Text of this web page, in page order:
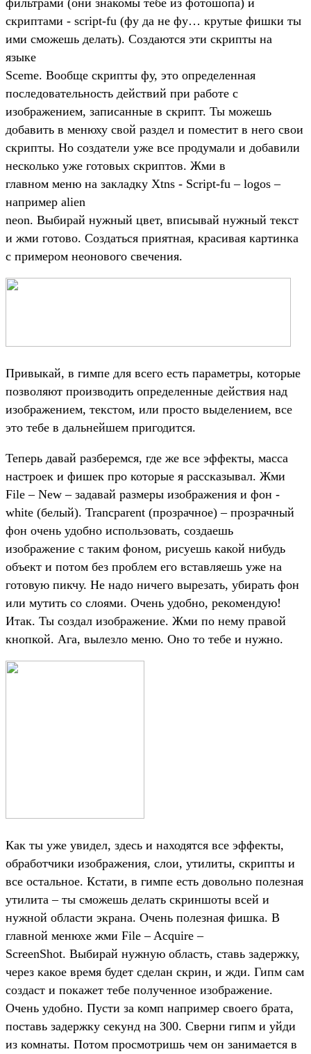
скриптами - script-fu (фу да не фу… крутые фишки ты
ими сможешь делать). Создаются эти скрипты на
языке
Sceme. Вообще скрипты фу, это определенная
последовательность действий при работе с
изображением, записанные в скрипт. Ты можешь
добавить в менюху свой раздел и поместит в него свои
скрипты. Но создатели уже все продумали и добавили
несколько уже готовых скриптов. Жми в
главном меню на закладку Xtns - Script-fu – logos –
например alien
neon. Выбирай нужный цвет, вписывай нужный текст
и жми готово. Создаться приятная, красивая картинка
с примером неонового свечения.
Привыкай, в гимпе для всего есть параметры, которые
позволяют производить определенные действия над
изображением, текстом, или просто выделением, все
это тебе в дальнейшем пригодится.
Теперь давай разберемся, где же все эффекты, масса
настроек и фишек про которые я рассказывал. Жми
File – New – задавай размеры изображения и фон -
white (белый). Trancparent (прозрачное) – прозрачный
фон очень удобно использовать, создаешь
изображение с таким фоном, рисуешь какой нибудь
объект и потом без проблем его вставляешь уже на
готовую пикчу. Не надо ничего вырезать, убирать фон
или мутить со слоями. Очень удобно, рекомендую!
Итак. Ты создал изображение. Жми по нему правой
кнопкой. Ага, вылезло меню. Оно то тебе и нужно.
Как ты уже увидел, здесь и находятся все эффекты,
обработчики изображения, слои, утилиты, скрипты и
все остальное. Кстати, в гимпе есть довольно полезная
утилита – ты сможешь делать скриншоты всей и
нужной области экрана. Очень полезная фишка. В
главной менюхе жми File – Acquire –
ScreenShot. Выбирай нужную область, ставь задержку,
через какое время будет сделан скрин, и жди. Гипм сам
создаст и покажет тебе полученное изображение.
Очень удобно. Пусти за комп например своего брата,
поставь задержку секунд на 300. Сверни гипм и уйди
из комнаты. Потом просмотришь чем он занимается в